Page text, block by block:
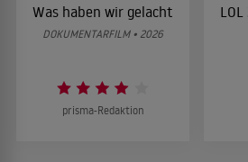
Was haben wir gelacht
DOKUMENTARFILM • 2026
prisma-Redaktion